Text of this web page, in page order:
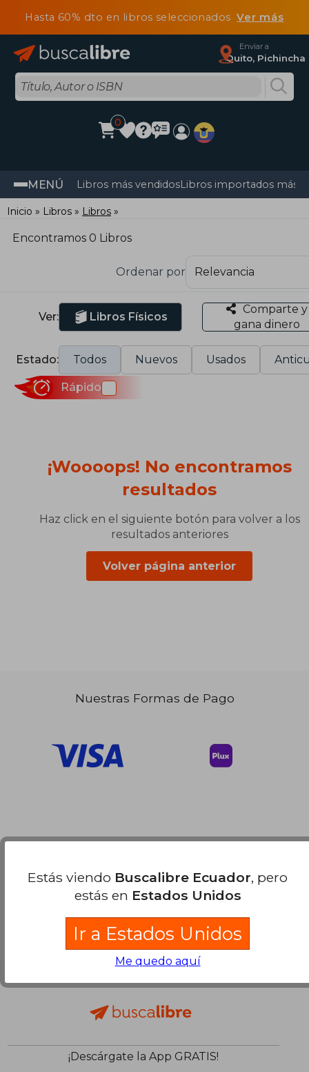
Hasta 60% dto en libros seleccionadosVer más
Enviar a
Quito, Pichincha
0
MENÚ Libros más vendidosLibros importados más
Inicio Libros Libros
Encontramos 0 Libros
Ordenar por
Ver: Libros Físicos
Comparte y
gana dinero
Estado: Todos Nuevos Usados
Rápido
¡Woooops! No encontramos
resultados
Haz click en el siguiente botón para volver a los
resultados anteriores
Volver página anterior
Nuestras Formas de Pago
¡Descárgate la App GRATIS!
Estás viendo Buscalibre Ecuador, pero
estás en Estados Unidos
Ir a Estados Unidos
Me quedo aquí